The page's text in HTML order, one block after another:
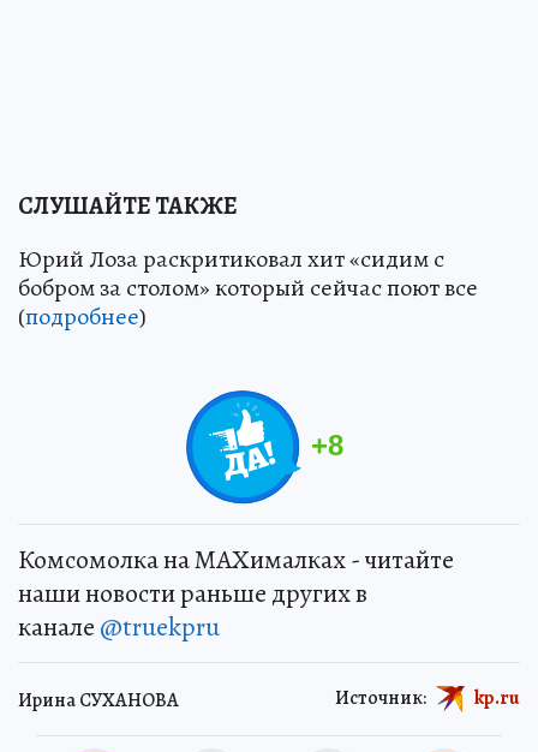
СЛУШАЙТЕ ТАКЖЕ
Юрий Лоза раскритиковал хит «сидим с
бобром за столом» который сейчас поют все
(подробнее)
+8
Комсомолка на MAXималках - читайте
наши новости раньше других в
канале @truekpru
Ирина СУХАНОВА Источник: kp.ru